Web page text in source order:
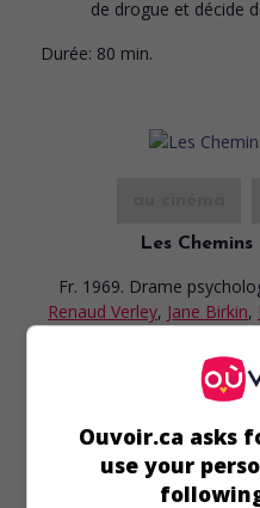
de drogue et décide
Durée: 80 min.
Les
Fr. 1969. Drame
Renaud Verley, Jane Birkin,
faux mysticisme
Ouvoir.ca asks
use your